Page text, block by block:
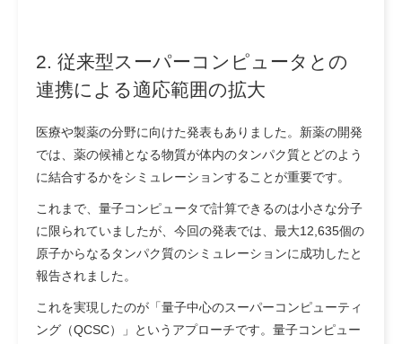
2. 従来型スーパーコンピュータとの
連携による適応範囲の拡大
医療や製薬の分野に向けた発表もありました。新薬の開発
では、薬の候補となる物質が体内のタンパク質とどのよう
に結合するかをシミュレーションすることが重要です。
これまで、量子コンピュータで計算できるのは小さな分子
に限られていましたが、今回の発表では、最大12,635個の
原子からなるタンパク質のシミュレーションに成功したと
報告されました。
これを実現したのが「量子中心のスーパーコンピューティ
ング（QCSC）」というアプローチです。量子コンピュー